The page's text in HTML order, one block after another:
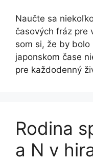
Naučte sa
časových fráz pre
som si, že by
japonskom čase
pre každodenný
Rodina
a N v